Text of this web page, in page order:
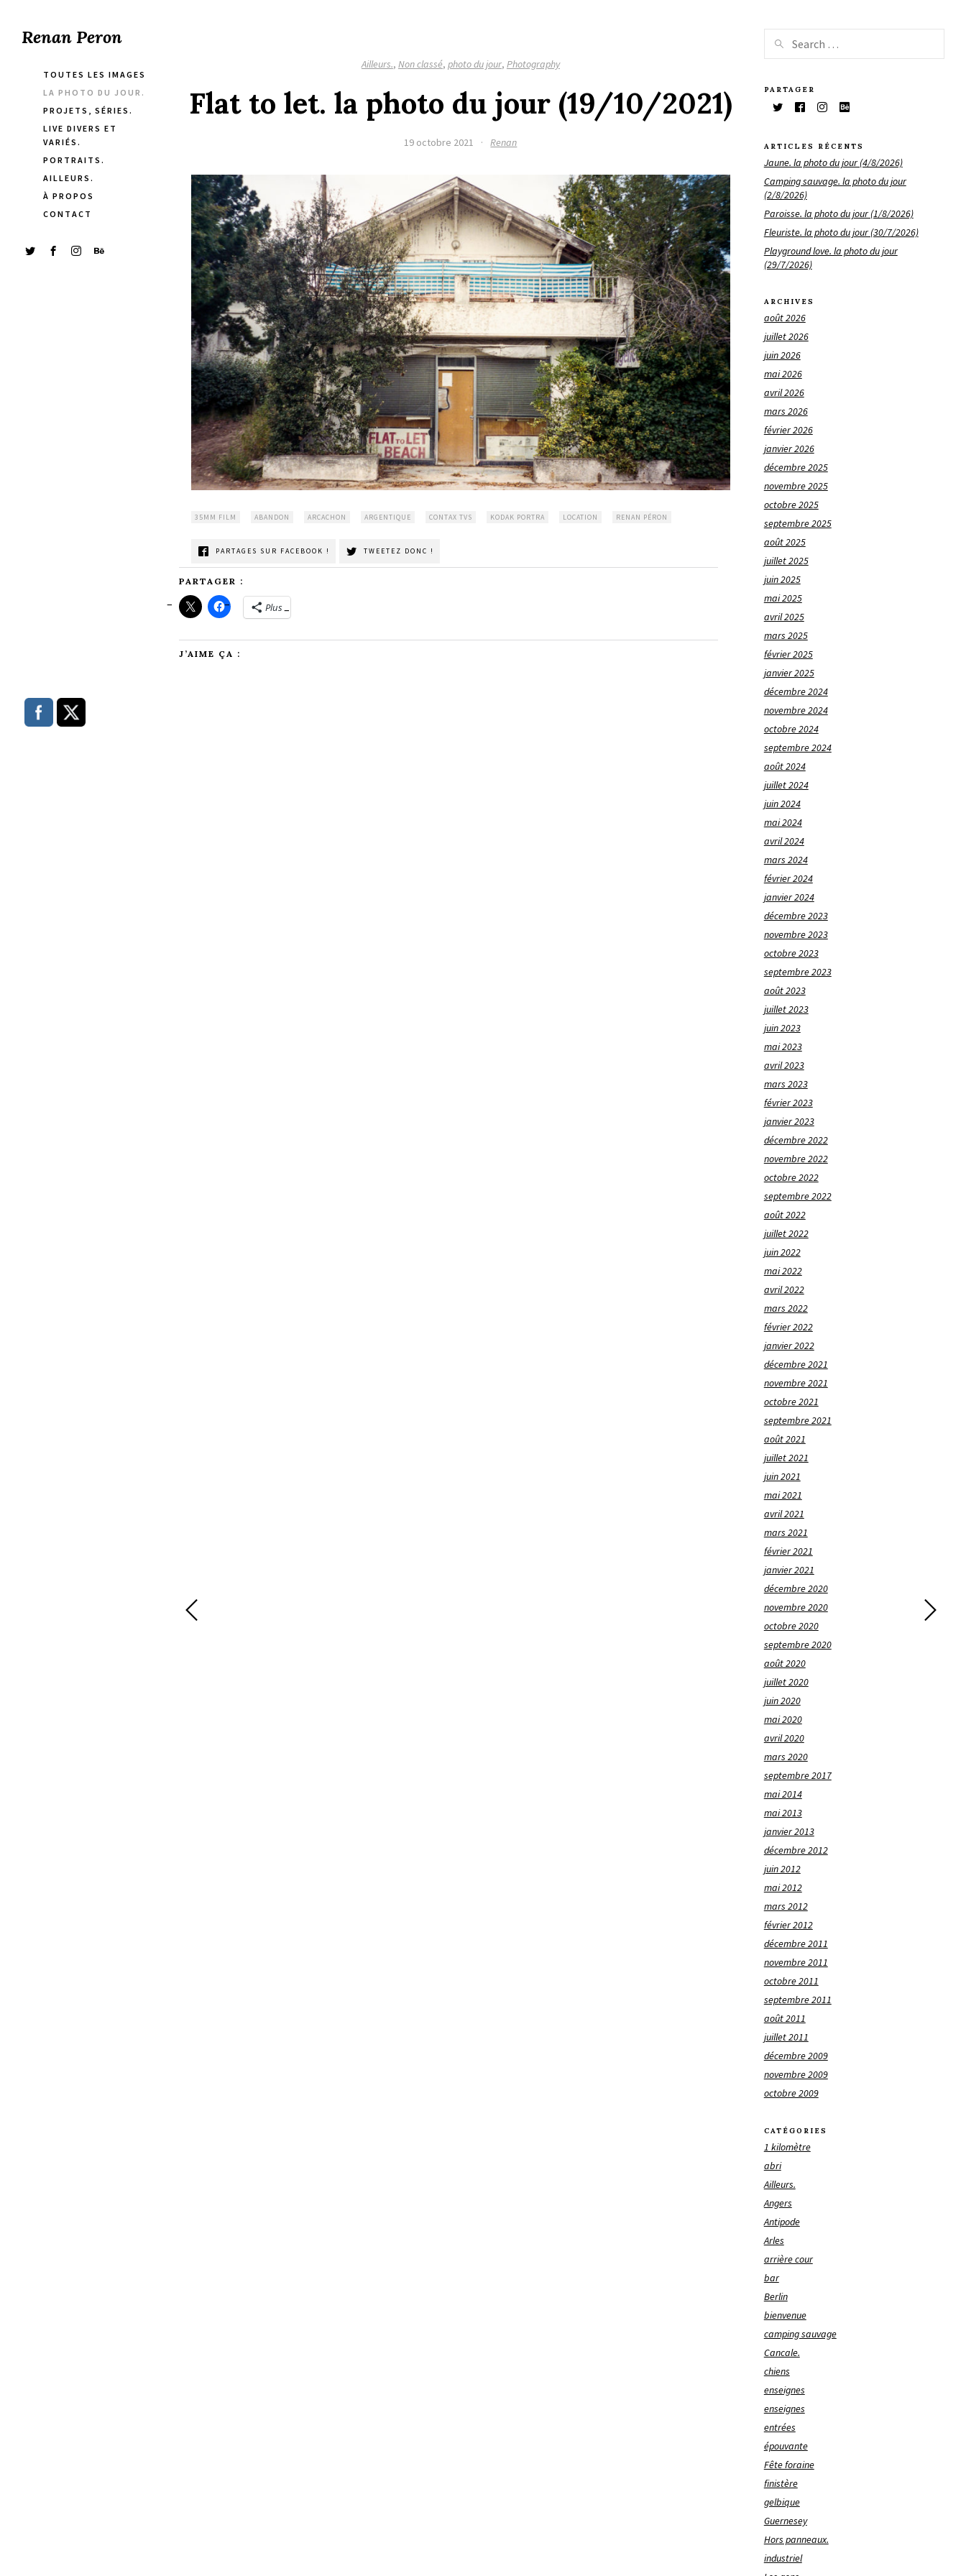
Renan Peron
TOUTES LES IMAGES
LA PHOTO DU JOUR.
PROJETS, SÉRIES.
LIVE DIVERS ET
VARIÉS.
PORTRAITS.
AILLEURS.
À PROPOS
CONTACT
Ailleurs., Non classé, photo du jour, Photography
Flat to let. la photo du jour (19/10/2021)
19 octobre 2021 · Renan
35MM FILM ABANDON ARCACHON ARGENTIQUE CONTAX TVS KODAK PORTRA LOCATION RENAN PÉRON
PARTAGES SUR FACEBOOK ! TWEETEZ DONC !
PARTAGER :
Plus
J’AIME ÇA :
PARTAGER
ARTICLES RÉCENTS
Jaune. la photo du jour (4/8/2026)
Camping sauvage. la photo du jour
(2/8/2026)
Paroisse. la photo du jour (1/8/2026)
Fleuriste. la photo du jour (30/7/2026)
Playground love. la photo du jour
(29/7/2026)
ARCHIVES
août 2026
juillet 2026
juin 2026
mai 2026
avril 2026
mars 2026
février 2026
janvier 2026
décembre 2025
novembre 2025
octobre 2025
septembre 2025
août 2025
juillet 2025
juin 2025
mai 2025
avril 2025
mars 2025
février 2025
janvier 2025
décembre 2024
novembre 2024
octobre 2024
septembre 2024
août 2024
juillet 2024
juin 2024
mai 2024
avril 2024
mars 2024
février 2024
janvier 2024
décembre 2023
novembre 2023
octobre 2023
septembre 2023
août 2023
juillet 2023
juin 2023
mai 2023
avril 2023
mars 2023
février 2023
janvier 2023
décembre 2022
novembre 2022
octobre 2022
septembre 2022
août 2022
juillet 2022
juin 2022
mai 2022
avril 2022
mars 2022
février 2022
janvier 2022
décembre 2021
novembre 2021
octobre 2021
septembre 2021
août 2021
juillet 2021
juin 2021
mai 2021
avril 2021
mars 2021
février 2021
janvier 2021
décembre 2020
novembre 2020
octobre 2020
septembre 2020
août 2020
juillet 2020
juin 2020
mai 2020
avril 2020
mars 2020
septembre 2017
mai 2014
mai 2013
janvier 2013
décembre 2012
juin 2012
mai 2012
mars 2012
février 2012
décembre 2011
novembre 2011
octobre 2011
septembre 2011
août 2011
juillet 2011
décembre 2009
novembre 2009
octobre 2009
CATÉGORIES
1 kilomètre
abri
Ailleurs.
Angers
Antipode
Arles
arrière cour
bar
Berlin
bienvenue
camping sauvage
Cancale.
chiens
enseignes
enseignes
entrées
épouvante
Fête foraine
finistère
gelbique
Guernesey
Hors panneaux.
industriel